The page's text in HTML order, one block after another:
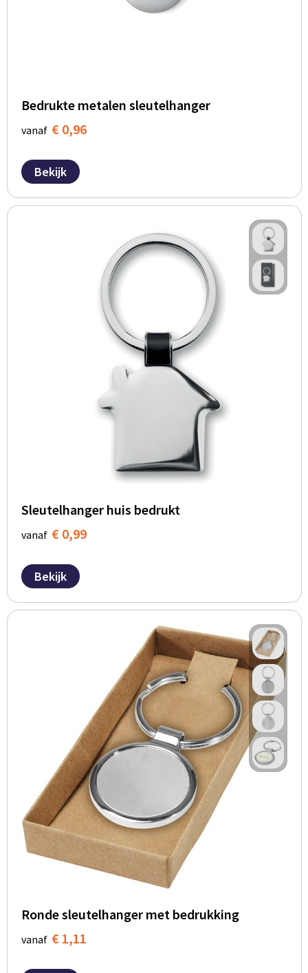
Bedrukte metalen sleutelhanger
vanaf € 0,96
Bekijk
Sleutelhanger huis bedrukt
vanaf € 0,99
Bekijk
Ronde sleutelhanger met bedrukking
vanaf € 1,11